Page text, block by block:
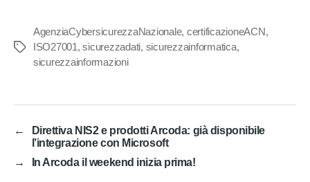
Tag
AgenziaCybersicurezzaNazionale, certificazioneACN,
ISO27001,sicurezzadati, sicurezzainformatica,
sicurezzainformazioni
←
Direttiva NIS2 e prodotti Arcoda: già disponibile
l’integrazione con Microsoft
→
In Arcoda il weekend inizia prima!